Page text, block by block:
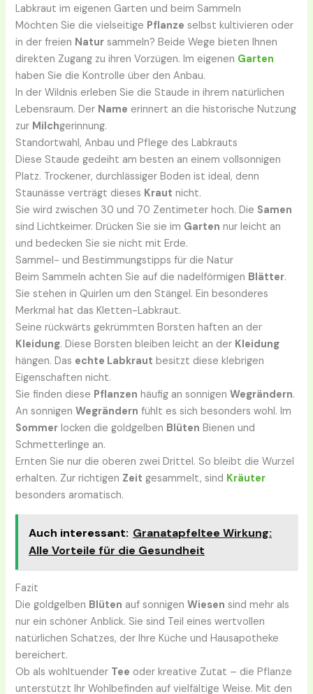
Labkraut im eigenen Garten und beim Sammeln
Möchten Sie die vielseitige Pflanze selbst kultivieren oder
in der freien Natur sammeln? Beide Wege bieten Ihnen
direkten Zugang zu ihren Vorzügen. Im eigenen Garten
haben Sie die Kontrolle über den Anbau.
In der Wildnis erleben Sie die Staude in ihrem natürlichen
Lebensraum. Der Name erinnert an die historische Nutzung
zur Milchgerinnung.
Standortwahl, Anbau und Pflege des Labkrauts
Diese Staude gedeiht am besten an einem vollsonnigen
Platz. Trockener, durchlässiger Boden ist ideal, denn
Staunässe verträgt dieses Kraut nicht.
Sie wird zwischen 30 und 70 Zentimeter hoch. Die Samen
sind Lichtkeimer. Drücken Sie sie im Garten nur leicht an
und bedecken Sie sie nicht mit Erde.
Sammel- und Bestimmungstipps für die Natur
Beim Sammeln achten Sie auf die nadelförmigen Blätter.
Sie stehen in Quirlen um den Stängel. Ein besonderes
Merkmal hat das Kletten-Labkraut.
Seine rückwärts gekrümmten Borsten haften an der
Kleidung. Diese Borsten bleiben leicht an der Kleidung
hängen. Das echte Labkraut besitzt diese klebrigen
Eigenschaften nicht.
Sie finden diese Pflanzen häufig an sonnigenWegrändern.
An sonnigenWegrändern fühlt es sich besonders wohl. Im
Sommer locken die goldgelben Blüten Bienen und
Schmetterlinge an.
Ernten Sie nur die oberen zwei Drittel. So bleibt die Wurzel
erhalten. Zur richtigen Zeit gesammelt, sind Kräuter
besonders aromatisch.
Auch interessant: Granatapfeltee Wirkung:
Alle Vorteile für die Gesundheit
Fazit
Die goldgelben Blüten auf sonnigenWiesen sind mehr als
nur ein schöner Anblick. Sie sind Teil eines wertvollen
natürlichen Schatzes, der Ihre Küche und Hausapotheke
bereichert.
Ob als wohltuender Tee oder kreative Zutat – die Pflanze
unterstützt Ihr Wohlbefinden auf vielfältige Weise. Mit den